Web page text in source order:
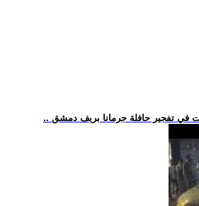
في تفجير حافلة جرمانا بريف دمشق